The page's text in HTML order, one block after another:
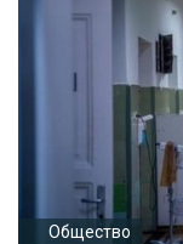
Общество